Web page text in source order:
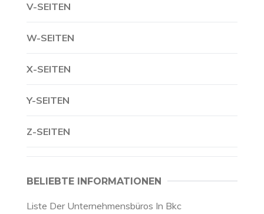
V-SEITEN
W-SEITEN
X-SEITEN
Y-SEITEN
Z-SEITEN
BELIEBTE INFORMATIONEN
Liste Der Unternehmensbüros In Bkc